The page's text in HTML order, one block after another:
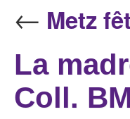
← Metz
La
Coll.